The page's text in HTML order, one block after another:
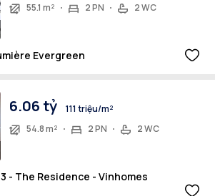
55.1 m²
2 PN 2 WC
Evergreen
6.06 tỷ
111 triệu/m²
54.8 m²
2 PN 2 WC
- The Residence - Vinhomes